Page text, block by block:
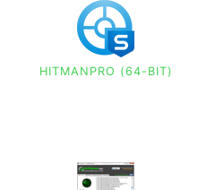
HITMANPRO (64-BIT)